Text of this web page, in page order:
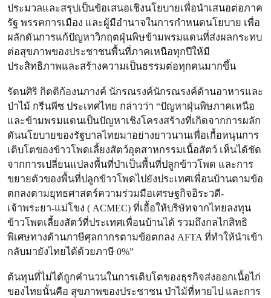
ประมวลและสรุปเป็นข้อเสนอเชิงนโยบายเพื่อนำเสนอต่อภาค
รัฐ พรรคการเมือง และผู้มีอำนาจในการกำหนดนโยบาย เพื่อ
ผลักดันการแก้ปัญหาวิกฤตฝุ่นพิษข้ามพรมแดนที่ส่งผลกระทบ
ต่อสุขภาพของประชาชนพื้นที่ภาคเหนือทุกปีให้มี
ประสิทธิภาพและสร้างความเป็นธรรมต่อทุกคนมากขึ้น
รัตนศิริ กิตติก้องนภางค์ นักรณรงค์นักรณรงค์ด้านอาหารและ
ป่าไม้ กรีนพีซ ประเทศไทย กล่าวว่า “ปัญหาฝุ่นพิษภาคเหนือ
และข้ามพรมแดนเป็นปัญหาเชิงโครงสร้างที่เกิดจากการผลัก
ดันนโยบายของรัฐบาลไทยมาอย่างยาวนานเพื่อเกื้อหนุนการ
เติบโตของข้าวโพดเลี้ยงสัตว์อุตสาหกรรมเนื้อสัตว์ เห็นได้ชัด
จากการเปลี่ยนแปลงพื้นที่ป่าเป็นพื้นที่ปลูกข้าวโพด และการ
ขยายตัวของพื้นที่ปลูกข้าวโพดไปยังประเทศเพื่อนบ้านตามข้อ
ตกลงตามยุทธศาสตร์ความร่วมมือเศรษฐกิจอิระวดี-
เจ้าพระยา-แม่โขง ( ACMEC) ที่เอื้อให้บริษัทจากไทยลงทุน
ข้าวโพดเลี้ยงสัตว์ที่ประเทศเพื่อนบ้านได้ รวมถึงกลไกสิทธิ
พิเศษทางด้านภาษีศุลกากรตามข้อตกลง AFTA ที่ทำให้นำเข้า
กลับมายังไทยได้ด้วยภาษี 0%”
ต้นทุนที่ไม่ได้ถูกคำนวนในการเติบโตของธุรกิจส่งออกเนื้อไก่
ของไทยนั้นคือ สุขภาพของประชาชน ป่าไม้ที่หายไป และการ